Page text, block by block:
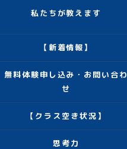
私たちが教えます
【新着情報】
無料体験申し込み・お問い合わ
せ
【クラス空き状況】
思考力